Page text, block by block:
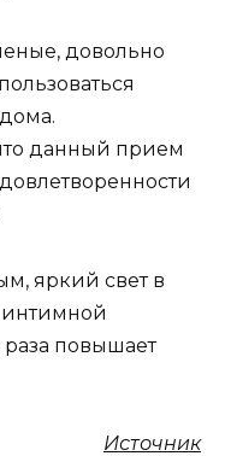
довольно
данный прием
яркий свет в
интимной
раза повышает
Источник